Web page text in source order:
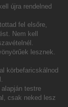
újra rendelned
fel elsőre,
Nem kell
lesznek.
körbefaricskálnod
testre
csak neked lesz